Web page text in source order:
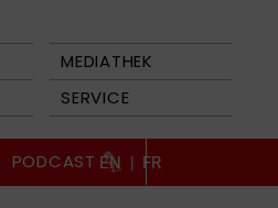
MEDIATHEK
SERVICE
PODCAST EN | FR